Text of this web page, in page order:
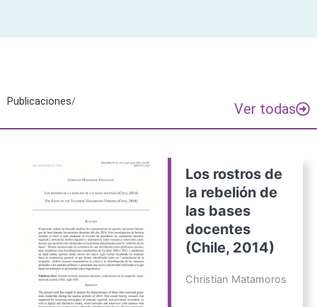
Publicaciones/ Ver todas
Los rostros de
la rebelión de
las bases
docentes
(Chile, 2014)
Christian Matamoros